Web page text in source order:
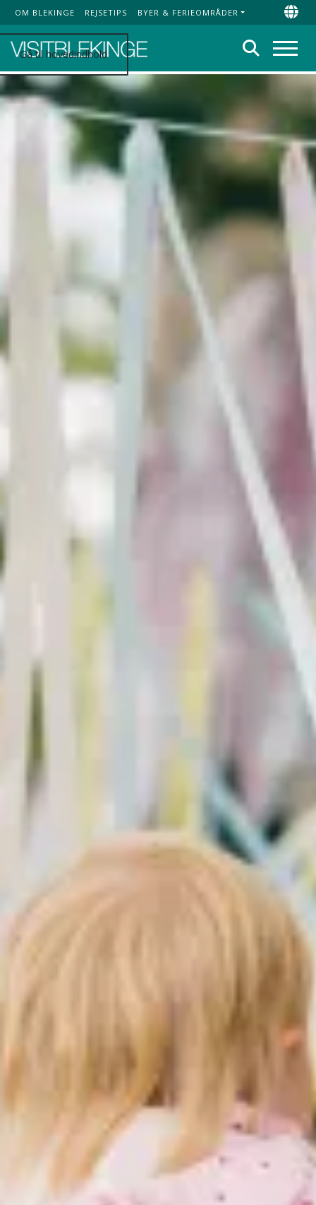
Gå til hovedindhold
Top Menu
OM BLEKINGE REJSETIPS BYER & FERIEOMRÅDER
Søg